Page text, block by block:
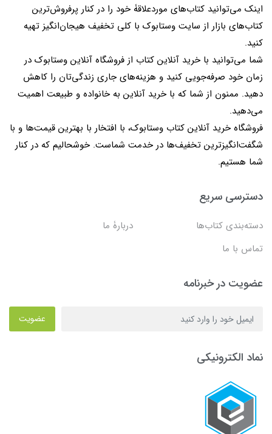
اینک می‌توانید کتاب‌های موردعلاقۀ خود را در کنار پرفروش‌ترین
کتاب‌های بازار از سایت وستابوک با کلی تخفیف هیجان‌انگیز تهیه
کنید.
شما می‌توانید با خرید آنلاین کتاب از فروشگاه آنلاین وستابوک در
زمان خود صرفه‌جویی کنید و هزینه‌های جاری زندگی‌تان را کاهش
دهید. ممنون از شما که با خرید آنلاین به خانواده و طبیعت اهمیت
می‌دهید.
فروشگاه خرید آنلاین کتاب وستابوک، با افتخار با بهترین قیمت‌ها و با
شگفت‌انگیزترین تخفیف‌ها در خدمت شماست. خوشحالیم که در کنار
شما هستیم.
دسترسی سریع
دسته‌بندی کتاب‌ها
دربارۀ ما
تماس با ما
عضویت در خبرنامه
عضویت
نماد الکترونیکی